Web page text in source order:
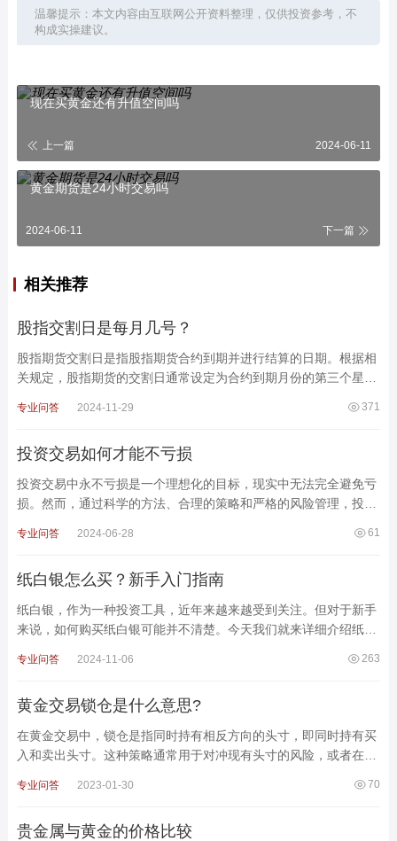
温馨提示：本文内容由互联网公开资料整理，仅供投资参考，不
构成实操建议。
现在买黄金还有升值空间吗
上一篇 2024-06-11
黄金期货是24小时交易吗
2024-06-11 下一篇
相关推荐
股指交割日是每月几号？
股指期货交割日是指股指期货合约到期并进行结算的日期。根据相
关规定，股指期货的交割日通常设定为合约到期月份的第三个星期
371
专业问答 2024-11-29
投资交易如何才能不亏损
投资交易中永不亏损是一个理想化的目标，现实中无法完全避免亏
损。然而，通过科学的方法、合理的策略和严格的风险管理，投资
61
专业问答 2024-06-28
纸白银怎么买？新手入门指南
纸白银，作为一种投资工具，近年来越来越受到关注。但对于新手
来说，如何购买纸白银可能并不清楚。今天我们就来详细介绍纸白
263
专业问答 2024-11-06
黄金交易锁仓是什么意思?
在黄金交易中，锁仓是指同时持有相反方向的头寸，即同时持有买
入和卖出头寸。这种策略通常用于对冲现有头寸的风险，或者在市
70
专业问答 2023-01-30
贵金属与黄金的价格比较